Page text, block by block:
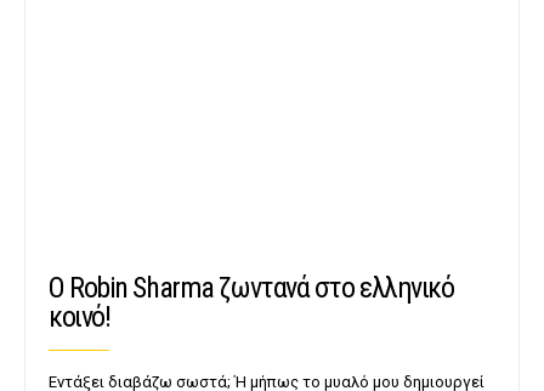
Ο Robin Sharma ζωντανά στο ελληνικό
κοινό!
Εντάξει διαβάζω σωστά; Ή μήπως το μυαλό μου δημιουργεί